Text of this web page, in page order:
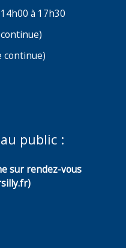
à 17h30
continue)
public :
sur rendez-vous